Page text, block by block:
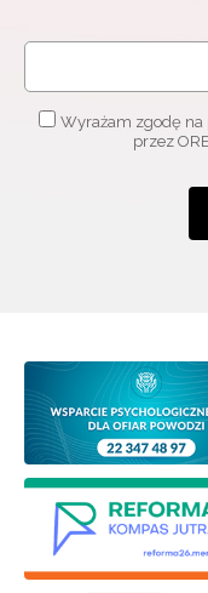
Wyrażam zgodę
przez